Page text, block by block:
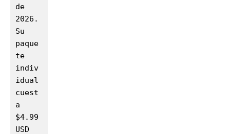
de
2026.
Su
paque
te
indiv
idual
cuest
a
$4.99
USD